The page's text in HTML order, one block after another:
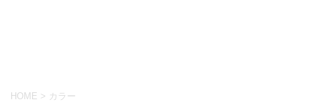
HOME > カラー